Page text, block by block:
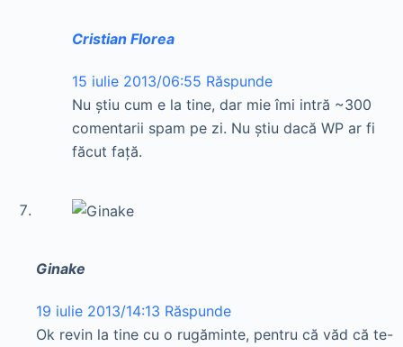
Cristian Florea
15 iulie 2013/06:55 Răspunde
Nu ştiu cum e la tine, dar mie îmi intră ~300
comentarii spam pe zi. Nu ştiu dacă WP ar fi
făcut faţă.
Ginake
19 iulie 2013/14:13 Răspunde
Ok revin la tine cu o rugăminte, pentru că văd că te-